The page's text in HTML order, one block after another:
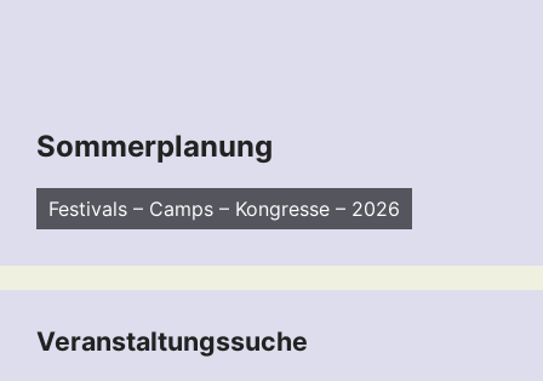
Sommerplanung
Festivals – Camps – Kongresse – 2026
Veranstaltungssuche